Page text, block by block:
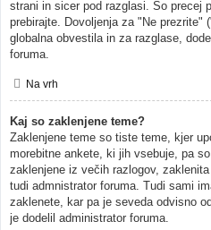
strani in sicer pod razglasi. So precej
prebirajte. Dovoljenja za "Ne prezrite"
globalna obvestila in za razglase,
foruma.
Na vrh
Kaj so zaklenjene teme?
Zaklenjene teme so tiste teme, kjer
morebitne ankete, ki jih vsebuje, pa
zaklenjene iz večih razlogov,
tudi admnistrator foruma. Tudi sami
zaklenete, kar pa je seveda odvisno
je dodelil administrator foruma.